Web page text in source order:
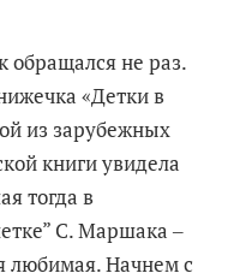
обращался не раз.
«Детки в
из зарубежных
книги увидела
тогда в
С. Маршака ‒
любимая. Начнем с